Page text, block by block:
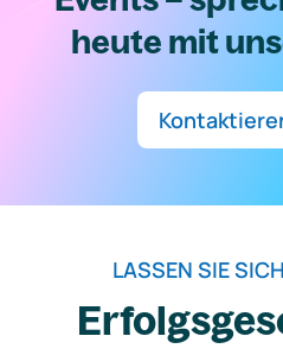
heute mit
LASSEN SIE